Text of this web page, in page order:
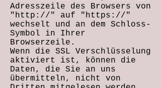
Adresszeile des Browsers von
"http://" auf "https://"
wechselt und an dem Schloss-
Symbol in Ihrer
Browserzeile.
Wenn die SSL Verschlüsselung
aktiviert ist, können die
Daten, die Sie an uns
übermitteln, nicht von